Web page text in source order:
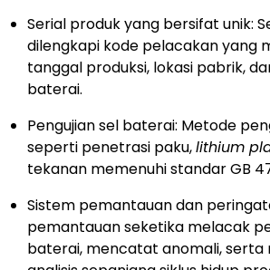
Serial produk yang bersifat unik:
dilengkapi kode pelacakan yang
tanggal produksi, lokasi pabrik,
baterai.
Pengujian sel baterai: Metode
seperti penetrasi paku,lithium
tekanan memenuhi standar GB
Sistem pemantauan dan
pemantauan seketika melacak
baterai, mencatat anomali, serta